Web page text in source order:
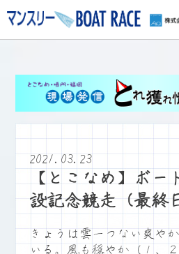
2021.03.23
【とこなめ】ボー
設記念競走（最終
きょうは雲一つない爽や
いる。風も穏やか（１、